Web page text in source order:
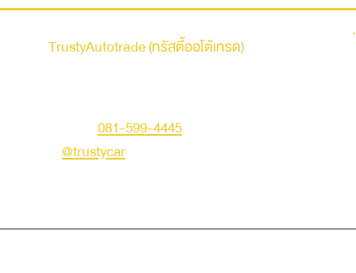
TrustyAutotrade (ทรัสตี้ออโต้เทรด)
081-599-4445
@trustycar